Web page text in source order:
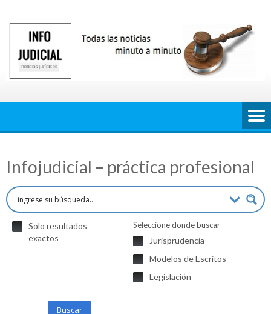
contenido
Infojudicial – práctica profesional
Solo resultados
exactos
Seleccione donde buscar
Jurisprudencia
Modelos de Escritos
Legislación
Buscar